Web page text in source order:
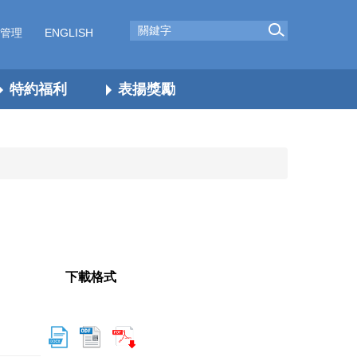
理 ENGLISH
特約福利 表揚獎勵
下載格式